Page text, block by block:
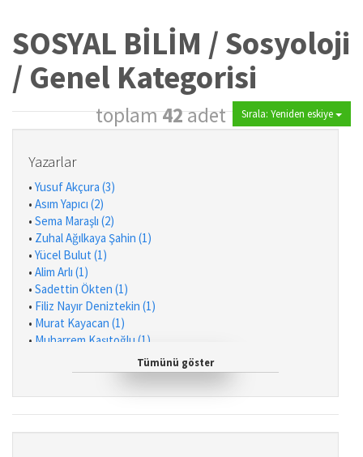
SOSYAL BİLİM / Sosyoloji
/ Genel Kategorisi
toplam42adet Sırala: Yeniden eskiye
Yazarlar
• Yusuf Akçura (3)
• Asım Yapıcı (2)
• Sema Maraşlı (2)
• Zuhal Ağılkaya Şahin (1)
• Yücel Bulut (1)
• Alim Arlı (1)
• Sadettin Ökten (1)
• Filiz Nayır Deniztekin (1)
• Murat Kayacan (1)
• Muharrem Kaşıtoğlu (1)
Nurettin Çalışkan (1)
Tümünü göster